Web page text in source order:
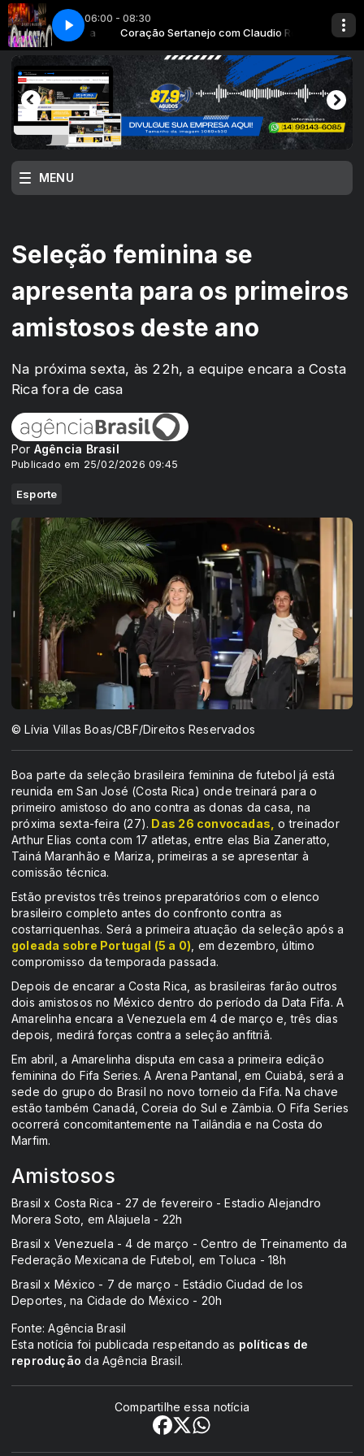
06:00 - 08:30
Claudio Rosa Coração Sertanejo com Claudio Rosa
- AMOR A TRES CHITAOZINHO E XORORO - AMOR A TRES
MENU
Seleção feminina se
apresenta para os primeiros
amistosos deste ano
Na próxima sexta, às 22h, a equipe encara a Costa
Rica fora de casa
Por Agência Brasil
Publicado em 25/02/2026 09:45
Esporte
© Lívia Villas Boas/CBF/Direitos Reservados
Boa parte da seleção brasileira feminina de futebol já está
reunida em San José (Costa Rica) onde treinará para o
primeiro amistoso do ano contra as donas da casa, na
próxima sexta-feira (27). Das 26 convocadas, o treinador
Arthur Elias conta com 17 atletas, entre elas Bia Zaneratto,
Tainá Maranhão e Mariza, primeiras a se apresentar à
comissão técnica.
Estão previstos três treinos preparatórios com o elenco
brasileiro completo antes do confronto contra as
costarriquenhas. Será a primeira atuação da seleção após a
goleada sobre Portugal (5 a 0) , em dezembro, último
compromisso da temporada passada.
Depois de encarar a Costa Rica, as brasileiras farão outros
dois amistosos no México dentro do período da Data Fifa. A
Amarelinha encara a Venezuela em 4 de março e, três dias
depois, medirá forças contra a seleção anfitriã.
Em abril, a Amarelinha disputa em casa a primeira edição
feminina do Fifa Series. A Arena Pantanal, em Cuiabá, será a
sede do grupo do Brasil no novo torneio da Fifa. Na chave
estão também Canadá, Coreia do Sul e Zâmbia. O Fifa Series
ocorrerá concomitantemente na Tailândia e na Costa do
Marfim.
Amistosos
Brasil x Costa Rica - 27 de fevereiro - Estadio Alejandro
Morera Soto, em Alajuela - 22h
Brasil x Venezuela - 4 de março - Centro de Treinamento da
Federação Mexicana de Futebol, em Toluca - 18h
Brasil x México - 7 de março - Estádio Ciudad de los
Deportes, na Cidade do México - 20h
Fonte: Agência Brasil
Esta notícia foi publicada respeitando as políticas de
reprodução da Agência Brasil.
Compartilhe essa notícia